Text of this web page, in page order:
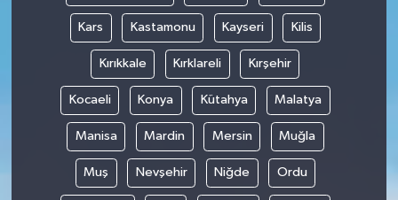
Kars Kastamonu Kayseri Kilis
Kırıkkale Kırklareli Kırşehir
Kocaeli Konya Kütahya Malatya
Manisa Mardin Mersin Muğla
Muş Nevşehir Niğde Ordu